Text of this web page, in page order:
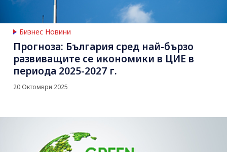
Бизнес Новини
Прогноза: България сред най-бързо
развиващите се икономики в ЦИЕ в
периода 2025-2027 г.
20 Октомври 2025